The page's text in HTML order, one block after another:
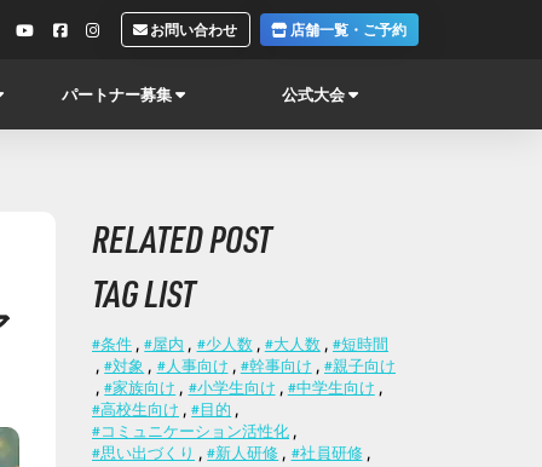
お問い合わせ 店舗一覧・ご予約
パートナー募集 公式大会
RELATED POST
TAG LIST
#条件 , #屋内 , #少人数 , #大人数 , #短時間
, #対象 , #人事向け , #幹事向け , #親子向け
, #家族向け , #小学生向け , #中学生向け ,
#高校生向け , #目的 ,
#コミュニケーション活性化 ,
#思い出づくり , #新人研修 , #社員研修 ,